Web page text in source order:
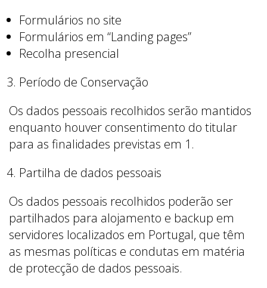
Formulários no site
Formulários em “Landing pages”
Recolha presencial
Período de Conservação
Os dados pessoais recolhidos serão mantidos
enquanto houver consentimento do titular
para as finalidades previstas em 1.
Partilha de dados pessoais
Os dados pessoais recolhidos poderão ser
partilhados para alojamento e backup em
servidores localizados em Portugal, que têm
as mesmas políticas e condutas em matéria
de protecção de dados pessoais.